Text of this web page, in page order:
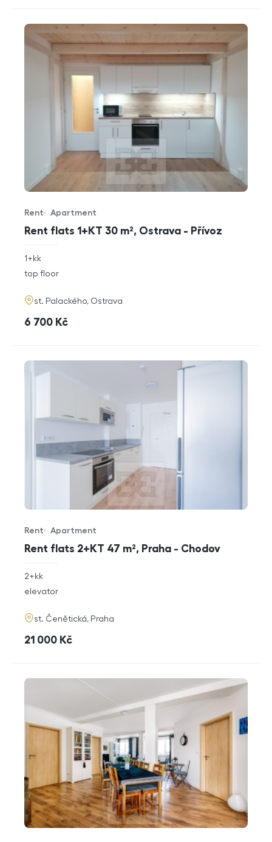
Rent flats 1+KT 30 m², Ostrava - Přívoz
Offer type
Rent
Property type
Apartment
rozměry
disposition
1+kk
funkce
top floor
adresa
st. Palackého, Ostrava
cena
6 700 Kč
Rent flats 2+KT 47 m², Praha - Chodov
Offer type
Rent
Property type
Apartment
rozměry
2+kk
funkce
elevator
adresa
st. Čenětická, Praha
cena
21 000 Kč